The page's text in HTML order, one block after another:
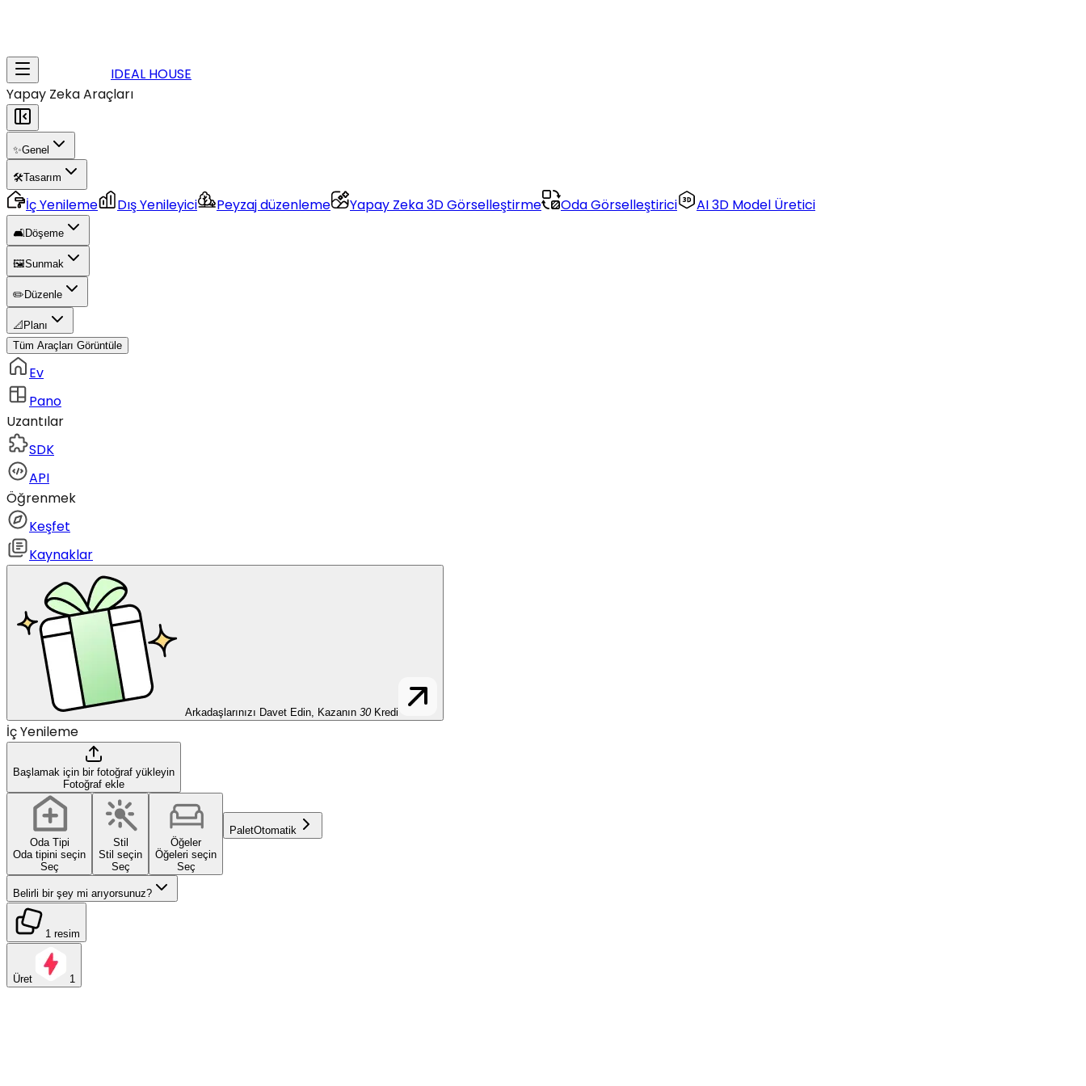
IDEAL HOUSE
Yapay Zeka Araçları
✨Genel
🛠️Tasarım
İç Yenileme Dış Yenileyici Peyzaj düzenleme Yapay Zeka 3D Görselleştirme Oda Görselleştirici AI 3D Model Üretici
🛋️Döşeme
🖼️Sunmak
✏️ Düzenle
📐 Planı
Tüm Araçları Görüntüle
Ev
Pano
Uzantılar
SDK
API
Öğrenmek
Keşfet
Kaynaklar
Arkadaşlarınızı Davet Edin, Kazanın 30 Kredi
İç Yenileme
Başlamak için bir fotoğraf yükleyin
Fotoğraf ekle
Oda Tipi
Oda tipini seçin
Seç
Stil
Stil seçin
Seç
Öğeler
Öğeleri seçin
Seç
PaletOtomatik
Belirli bir şey mi arıyorsunuz?
1 resim
Üret 1